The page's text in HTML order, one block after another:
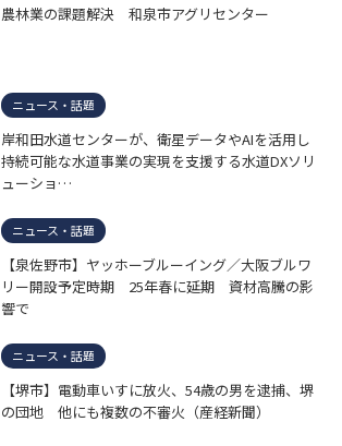
農林業の課題解決 和泉市アグリセンター
ニュース・話題
岸和田水道センターが、衛星データやAIを活用し
持続可能な水道事業の実現を支援する水道DXソリ
ューショ…
ニュース・話題
【泉佐野市】ヤッホーブルーイング／大阪ブルワ
リー開設予定時期 25年春に延期 資材高騰の影
響で
ニュース・話題
【堺市】電動車いすに放火、54歳の男を逮捕、堺
の団地 他にも複数の不審火（産経新聞）